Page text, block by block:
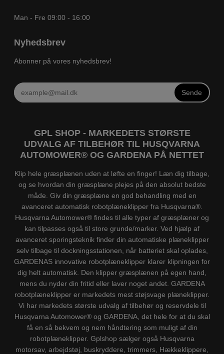
Man - Fre 09:00 - 16:00
Nyhedsbrev
Abonner på vores nyhedsbrev!
Sende
GPL SHOP - MARKEDETS STØRSTE
UDVALG AF TILBEHØR TIL HUSQVARNA
AUTOMOWER® OG GARDENA PÅ NETTET
Klip hele græsplænen uden at løfte en finger! Læn dig tilbage,
og se hvordan din græsplæne plejes på den absolut bedste
måde. Giv din græsplæne en god behandling med en
avanceret automatisk robotplæneklipper fra Husqvarna®.
Husqvarna Automower® findes til alle typer af græsplæner og
kan tilpasses også til store grunde/marker. Ved hjælp af
avanceret sporingsteknik finder din automatiske plæneklipper
selv tilbage til dockningsstationen, når batteriet skal oplades,
GARDENAS innovative robotplæneklipper klarer klipningen for
dig helt automatisk. Den klipper græsplænen på egen hand,
mens du nyder din fritid eller laver noget andet. GARDENA
robotplæneklipper er markedets mest støjsvage plæneklipper.
Vi har markedets største udvalg af tilbehør og reservdele til
Husqvarna Automower® og GARDENA, det hele for at du skal
få en så bekvem og nem håndtering som muligt af din
robotplæneklipper. Gplshop sælger også Husqvarna
motorsav, arbejdstøj, buskryddere, trimmers, Hækkeklippere,